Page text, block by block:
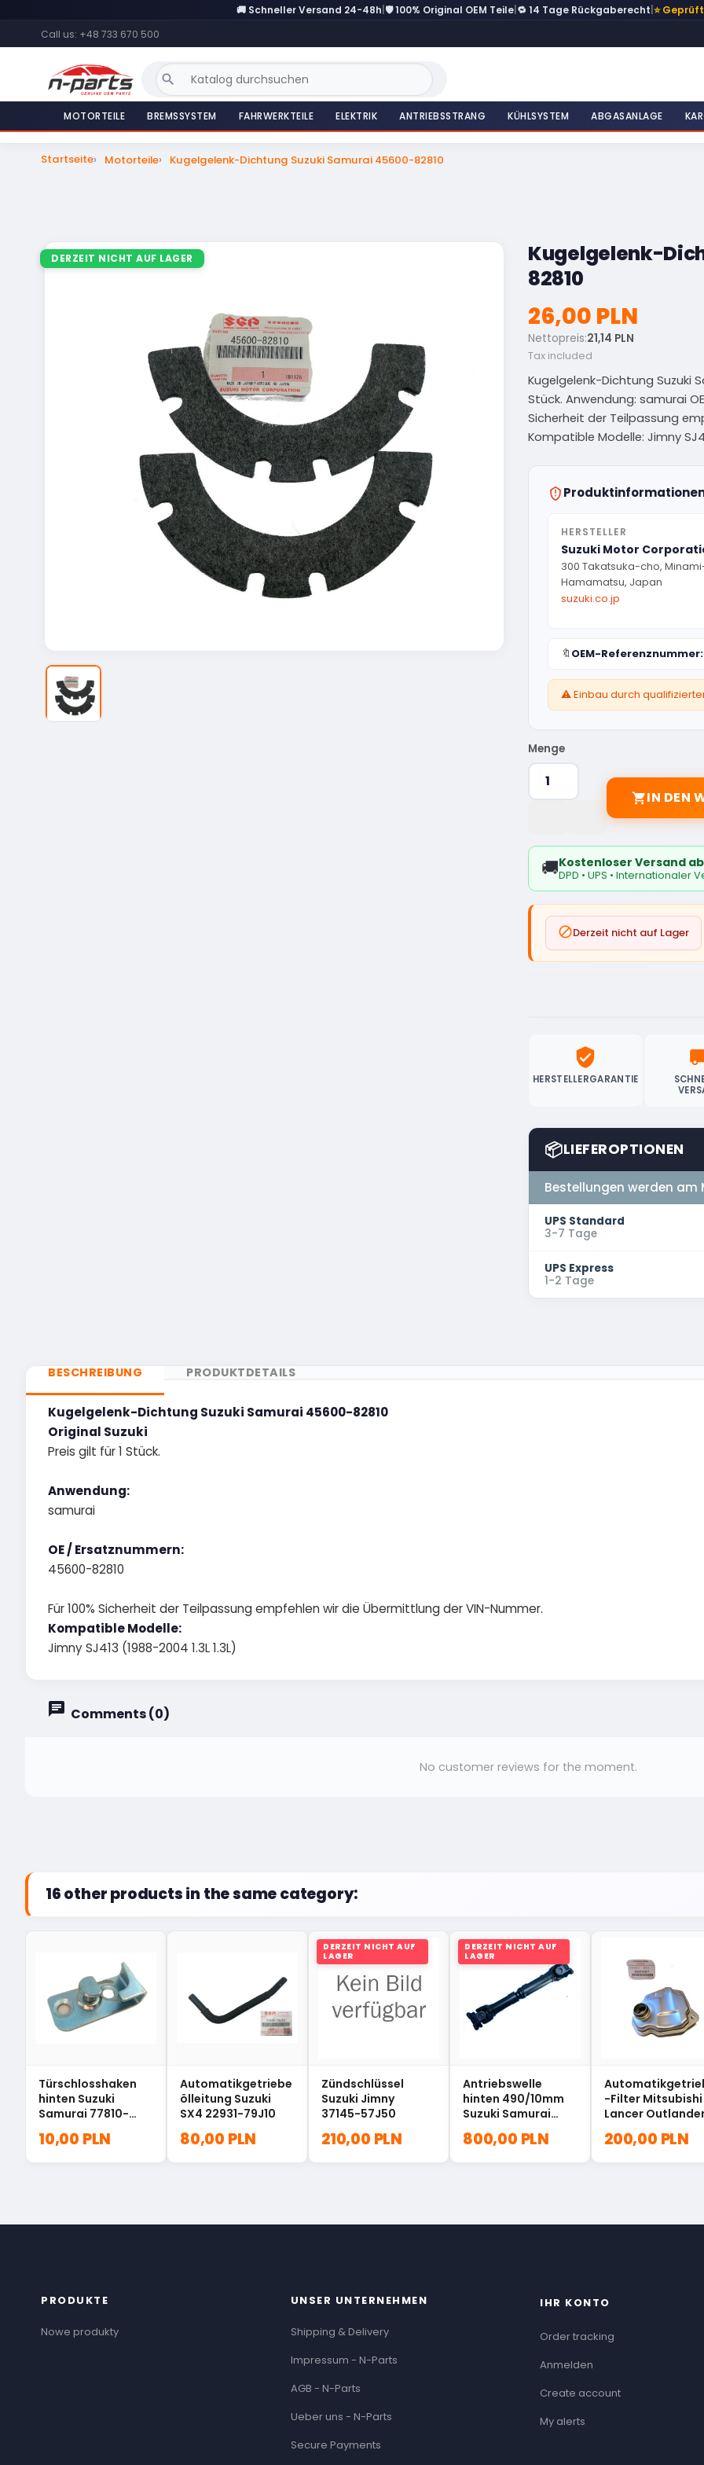
🚚 Schneller Versand 24-48h 🛡️ 100% Original OEM Teile 🔁 14 Tage Rückgaberecht ⭐
Call us: +48 733 670 500
search
MOTORTEILE BREMSSYSTEM FAHRWERKTEILE ELEKTRIK ANTRIEBSSTRANG KÜHLSYSTEM ABGASANLAGE
Startseite Motorteile Kugelgelenk-Dichtung Suzuki Samurai 45600-82810
DERZEIT NICHT AUF LAGER
Kugelgelenk-
82810
26,00 PLN
Nettopreis:21,14 PLN
Tax included
Kugelgelenk-Dichtung Suzuki
Stück. Anwendung: samurai
Sicherheit der Teilpassung
Kompatible Modelle: Jimny
Produktinformationen
HERSTELLER
Suzuki Motor
300 Takatsuka-cho,
Hamamatsu, Japan
suzuki.co.jp
🔖 OEM-Referenznummer:
⚠️ Einbau durch
Menge
IN DEN
🚚Kostenloser Versand
DPD • UPS • Internationaler
Derzeit nicht auf Lager
verified_user
HERSTELLERGARANTIE
📦LIEFEROPTIONEN
Bestellungen werden
UPS Standard
3-7 Tage
UPS Express
1-2 Tage
BESCHREIBUNG PRODUKTDETAILS
Kugelgelenk-Dichtung Suzuki Samurai 45600-82810
Original Suzuki
Preis gilt für 1 Stück.
Anwendung:
samurai
OE / Ersatznummern:
45600-82810
Für 100% Sicherheit der Teilpassung empfehlen wir die Übermittlung der VIN-Nummer.
Kompatible Modelle:
Jimny SJ413 (1988-2004 1.3L 1.3L)
Comments (0)
No customer reviews for the moment.
16 other products in the same category:
Türschlosshaken
hinten Suzuki
Samurai 77810-
10,00 PLN
Automatikgetriebe
ölleitung Suzuki
SX4 22931-79J10
80,00 PLN
DERZEIT NICHT AUF
LAGER
Zündschlüssel
Suzuki Jimny
37145-57J50
210,00 PLN
DERZEIT NICHT AUF
LAGER
Antriebswelle
hinten 490/10mm
Suzuki Samurai
800,00 PLN
-Filter Mitsubishi
Lancer
200,00 PLN
PRODUKTE
Nowe produkty
UNSER UNTERNEHMEN
Shipping & Delivery
Impressum - N-Parts
AGB - N-Parts
Ueber uns - N-Parts
Secure Payments
IHR KONTO
Order tracking
Anmelden
Create account
My alerts